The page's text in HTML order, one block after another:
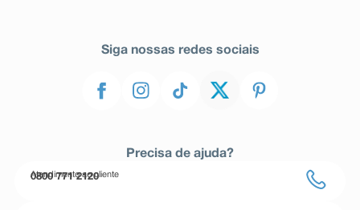
Siga nossas redes sociais
Precisa de ajuda?
Atendimento ao cliente
0800 771 2120